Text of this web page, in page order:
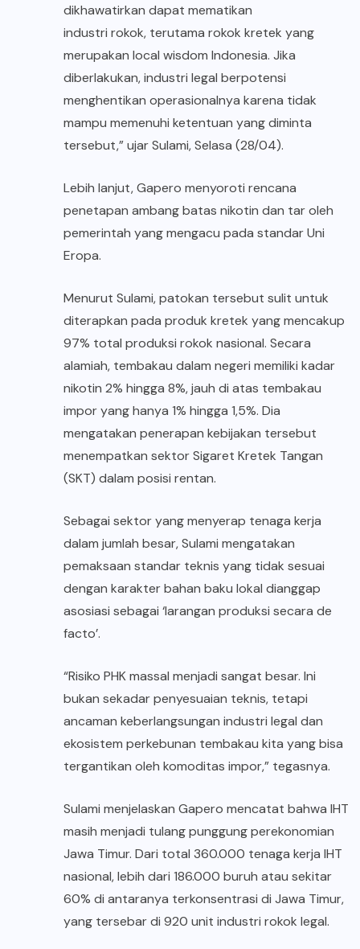
dikhawatirkan dapat mematikan
industri rokok, terutama rokok kretek yang
merupakan local wisdom Indonesia. Jika
diberlakukan, industri legal berpotensi
menghentikan operasionalnya karena tidak
mampu memenuhi ketentuan yang diminta
tersebut,” ujar Sulami, Selasa (28/04).
Lebih lanjut, Gapero menyoroti rencana
penetapan ambang batas nikotin dan tar oleh
pemerintah yang mengacu pada standar Uni
Eropa.
Menurut Sulami, patokan tersebut sulit untuk
diterapkan pada produk kretek yang mencakup
97% total produksi rokok nasional. Secara
alamiah, tembakau dalam negeri memiliki kadar
nikotin 2% hingga 8%, jauh di atas tembakau
impor yang hanya 1% hingga 1,5%. Dia
mengatakan penerapan kebijakan tersebut
menempatkan sektor Sigaret Kretek Tangan
(SKT) dalam posisi rentan.
Sebagai sektor yang menyerap tenaga kerja
dalam jumlah besar, Sulami mengatakan
pemaksaan standar teknis yang tidak sesuai
dengan karakter bahan baku lokal dianggap
asosiasi sebagai ‘larangan produksi secara de
facto’.
“Risiko PHK massal menjadi sangat besar. Ini
bukan sekadar penyesuaian teknis, tetapi
ancaman keberlangsungan industri legal dan
ekosistem perkebunan tembakau kita yang bisa
tergantikan oleh komoditas impor,” tegasnya.
Sulami menjelaskan Gapero mencatat bahwa IHT
masih menjadi tulang punggung perekonomian
Jawa Timur. Dari total 360.000 tenaga kerja IHT
nasional, lebih dari 186.000 buruh atau sekitar
60% di antaranya terkonsentrasi di Jawa Timur,
yang tersebar di 920 unit industri rokok legal.